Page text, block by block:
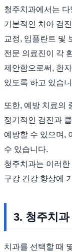
청주치과에서는
기본적인 치아 검
교정, 임플란트 및
전문 의료진이 각
제안함으로써, 환
있도록 하고 있습
또한, 예방 치료의
정기적인 검진과
예방할 수 있으며,
수 있습니다.
청주치과는 이러
구강 건강 향상에
3. 청주치
치과를 선택할 때